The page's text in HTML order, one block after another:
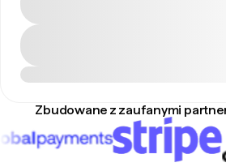
Zbudowane z zaufanymi